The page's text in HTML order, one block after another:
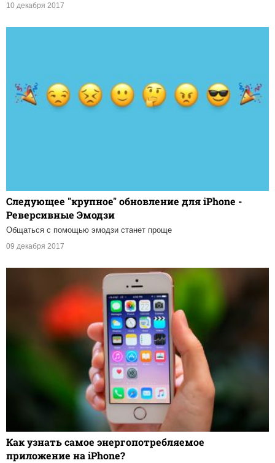
10 декабря 2017
Следующее "крупное" обновление для iPhone -
Реверсивные Эмодзи
Общаться с помощью эмодзи станет проще
09 декабря 2017
Как узнать самое энергопотребляемое
приложение на iPhone?